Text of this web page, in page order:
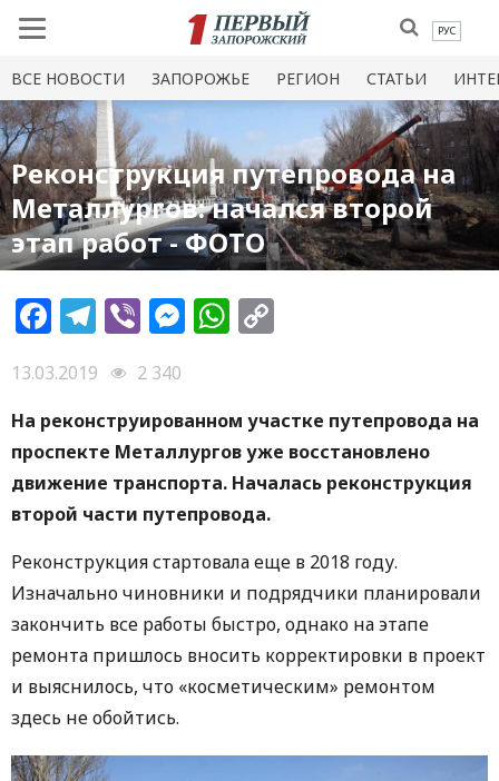
РУС
ВСЕ НОВОСТИ ЗАПОРОЖЬЕ РЕГИОН СТАТЬИ
Реконструкция путепровода на
Металлургов: начался второй
этап работ - ФОТО
Facebook
Telegram
ViberMessenger
WhatsApp
13.03.2019
2 340
На реконструированном участке путепровода на
проспекте Металлургов уже восстановлено
движение транспорта. Началась реконструкция
второй части путепровода.
Реконструкция стартовала еще в 2018 году.
Изначально чиновники и подрядчики планировали
закончить все работы быстро, однако на этапе
ремонта пришлось вносить корректировки в проект
и выяснилось, что «косметическим» ремонтом
здесь не обойтись.